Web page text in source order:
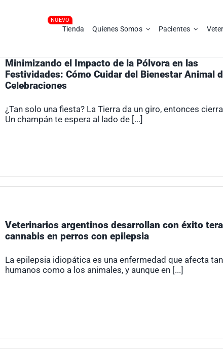
Tienda Quienes Somos Pacientes
Minimizando el Impacto de la Pólvora en las
Festividades: Cómo Cuidar del Bienestar Animal
Celebraciones
¿Tan solo una fiesta? La Tierra da un giro, entonces
Un champán te espera al lado de [...]
Veterinarios argentinos desarrollan con éxito
cannabis en perros con epilepsia
La epilepsia idiopática es una enfermedad que afecta
humanos como a los animales, y aunque en [...]